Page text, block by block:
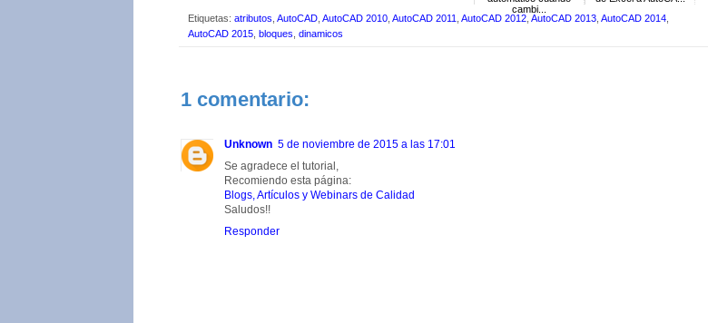
cambi...
Etiquetas: atributos AutoCAD AutoCAD 2010 AutoCAD 2011 AutoCAD 2012 AutoCAD 2013 AutoCAD 2014
AutoCAD 2015 bloques dinamicos
1 comentario:
Unknown 5 de noviembre de 2015 a las 17:01
Se agradece el tutorial,
Recomiendo esta página:
Blogs, Artículos y Webinars de Calidad
Saludos!!
Responder